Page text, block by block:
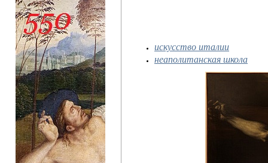
искусство италии
неаполитанская школа